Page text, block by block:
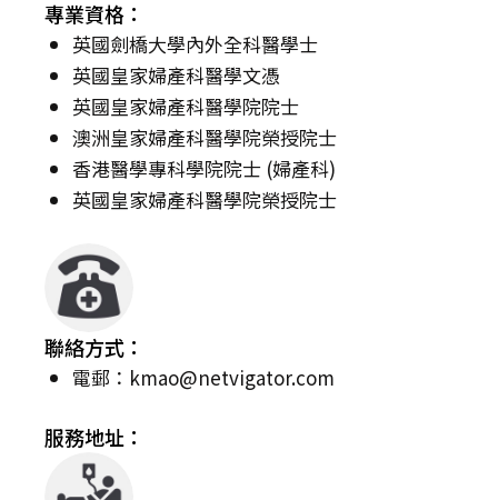
專業資格：
英國劍橋大學內外全科醫學士
英國皇家婦產科醫學文憑
英國皇家婦產科醫學院院士
澳洲皇家婦產科醫學院榮授院士
香港醫學專科學院院士 (婦產科)
英國皇家婦產科醫學院榮授院士
聯絡方式：
電郵： kmao@netvigator.com
服務地址：